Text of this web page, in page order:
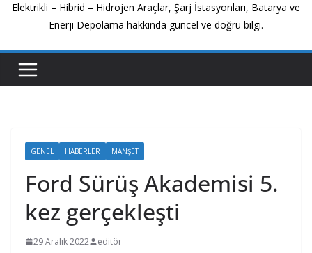
Elektrikli – Hibrid – Hidrojen Araçlar, Şarj İstasyonları, Batarya ve
Enerji Depolama hakkında güncel ve doğru bilgi.
GENEL HABERLER MANŞET
Ford Sürüş Akademisi 5.
kez gerçekleşti
29 Aralık 2022 editör